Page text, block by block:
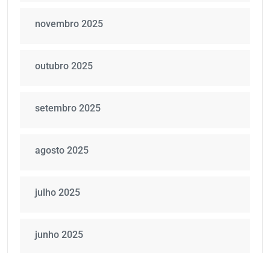
novembro 2025
outubro 2025
setembro 2025
agosto 2025
julho 2025
junho 2025